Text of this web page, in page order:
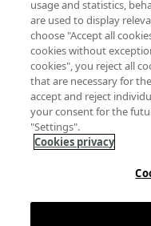
gubernamentales que
común en la
vanguardia.
MUNCYT SÓNAR
usage and statistics,
are used to display
choose "Accept all
cookies without
cookies", you reject all
that are necessary for
accept and reject
your consent for the
"Settings".
Cookies privacy